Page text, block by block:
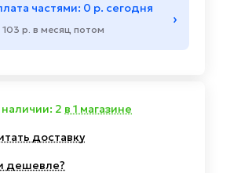
частями: 0 р. сегодня
р. в месяц потом
›
наличии: 2 в 1 магазине
доставку
дешевле?